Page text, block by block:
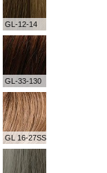
GL-12-14
GL-33-130
GL 16-27SS